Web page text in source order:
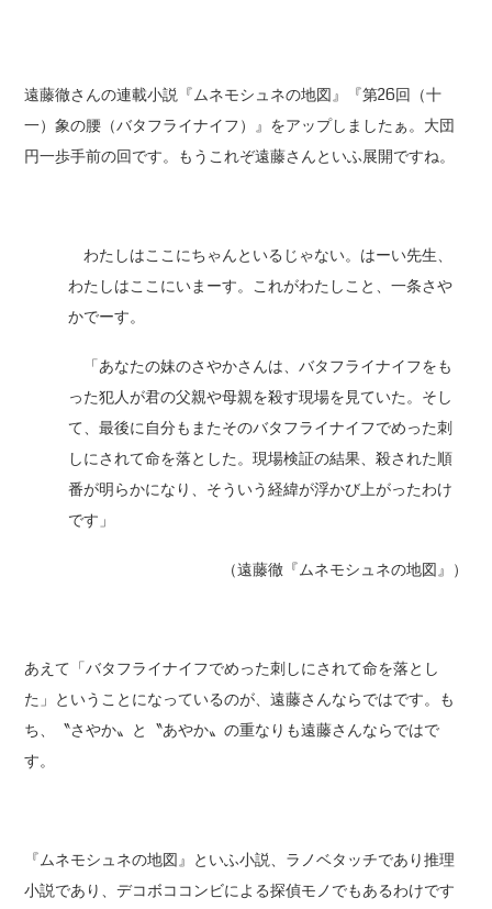
遠藤徹さんの連載小説『ムネモシュネの地図』『第26回（十
一）象の腰（バタフライナイフ）』をアップしましたぁ。大団
円一歩手前の回です。もうこれぞ遠藤さんといふ展開ですね。
わたしはここにちゃんといるじゃない。はーい先生、
わたしはここにいまーす。これがわたしこと、一条さや
かでーす。
「あなたの妹のさやかさんは、バタフライナイフをも
った犯人が君の父親や母親を殺す現場を見ていた。そし
て、最後に自分もまたそのバタフライナイフでめった刺
しにされて命を落とした。現場検証の結果、殺された順
番が明らかになり、そういう経緯が浮かび上がったわけ
です」
（遠藤徹『ムネモシュネの地図』）
あえて「バタフライナイフでめった刺しにされて命を落とし
た」ということになっているのが、遠藤さんならではです。も
ち、〝さやか〟と〝あやか〟の重なりも遠藤さんならではで
す。
『ムネモシュネの地図』といふ小説、ラノベタッチであり推理
小説であり、デコボココンビによる探偵モノでもあるわけです